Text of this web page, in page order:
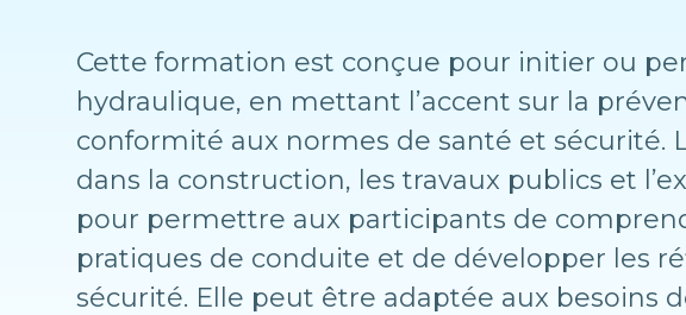
Cette formation est conçue pour initier ou
hydraulique, en mettant l’accent sur la
conformité aux normes de santé et
dans la construction, les travaux publics et
pour permettre aux participants de
pratiques de conduite et de développer les
sécurité. Elle peut être adaptée aux besoins